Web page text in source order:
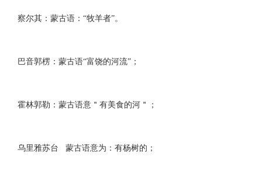
察尔其：蒙古语：“牧羊者”。
巴音郭楞：蒙古语“富饶的河流”；
霍林郭勒：蒙古语意＂有美食的河＂；
乌里雅苏台 蒙古语意为：有杨树的；